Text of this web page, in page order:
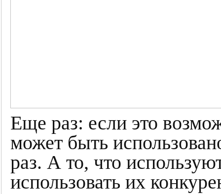
Еще раз: если это
может быть
раз. А то, что
использовать их